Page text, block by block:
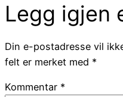
Legg igjen
Din e-postadresse vil
felt er merket med *
Kommentar *